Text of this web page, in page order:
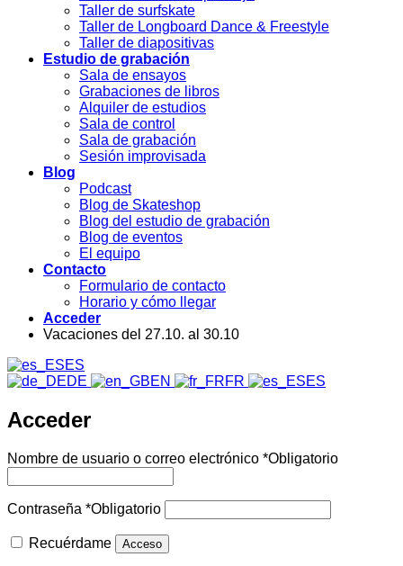
Taller de surfskate
Taller de Longboard Dance & Freestyle
Taller de diapositivas
Estudio de grabación
Sala de ensayos
Grabaciones de libros
Alquiler de estudios
Sala de control
Sala de grabación
Sesión improvisada
Blog
Podcast
Blog de Skateshop
Blog del estudio de grabación
Blog de eventos
El equipo
Contacto
Formulario de contacto
Horario y cómo llegar
Acceder
Vacaciones del 27.10. al 30.10
ES
DE
EN FR ES
Acceder
Nombre de usuario o correo electrónico *Obligatorio
Contraseña *Obligatorio
Recuérdame Acceso